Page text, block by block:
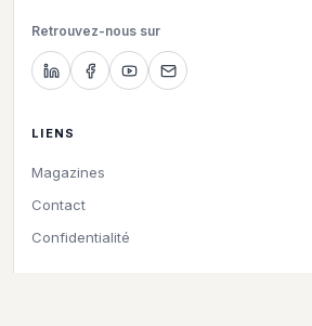
Retrouvez-nous sur
LIENS
Magazines
Contact
Confidentialité